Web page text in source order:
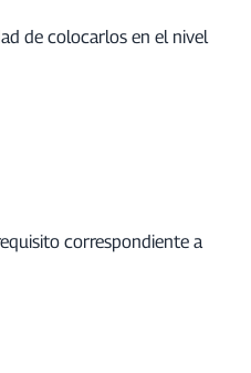
de colocarlos en el nivel
correspondiente a